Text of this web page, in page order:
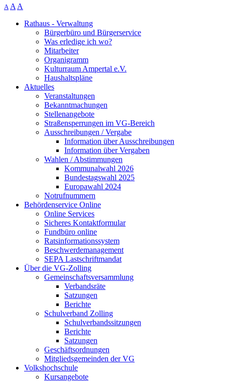
A A A
Rathaus - Verwaltung
Bürgerbüro und Bürgerservice
Was erledige ich wo?
Mitarbeiter
Organigramm
Kulturraum Ampertal e.V.
Haushaltspläne
Aktuelles
Veranstaltungen
Bekanntmachungen
Stellenangebote
Straßensperrungen im VG-Bereich
Ausschreibungen / Vergabe
Information über Ausschreibungen
Information über Vergaben
Wahlen / Abstimmungen
Kommunalwahl 2026
Bundestagswahl 2025
Europawahl 2024
Notrufnummern
Behördenservice Online
Online Services
Sicheres Kontaktformular
Fundbüro online
Ratsinformationssystem
Beschwerdemanagement
SEPA Lastschriftmandat
Über die VG-Zolling
Gemeinschaftsversammlung
Verbandsräte
Satzungen
Berichte
Schulverband Zolling
Schulverbandssitzungen
Berichte
Satzungen
Geschäftsordnungen
Mitgliedsgemeinden der VG
Volkshochschule
Kursangebote